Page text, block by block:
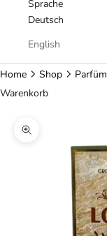
Sprache
Deutsch
English
Home Shop Parfüm
Warenkorb
Bild vergrößern